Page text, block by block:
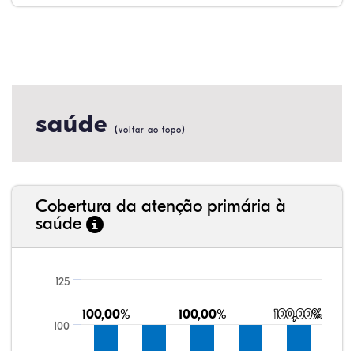
saúde (voltar ao topo)
Cobertura da atenção primária à
saúde
100,00%
100,00% 100,00%
100,00% 100,00%
100,00%
100
125